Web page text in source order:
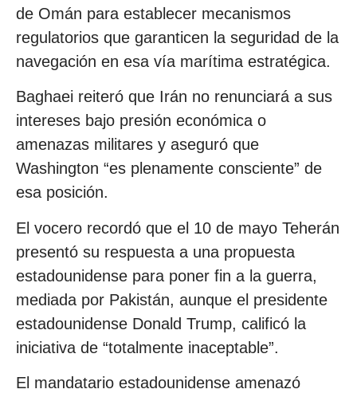
de Omán para establecer mecanismos
regulatorios que garanticen la seguridad de la
navegación en esa vía marítima estratégica.
Baghaei reiteró que Irán no renunciará a sus
intereses bajo presión económica o
amenazas militares y aseguró que
Washington “es plenamente consciente” de
esa posición.
El vocero recordó que el 10 de mayo Teherán
presentó su respuesta a una propuesta
estadounidense para poner fin a la guerra,
mediada por Pakistán, aunque el presidente
estadounidense Donald Trump, calificó la
iniciativa de “totalmente inaceptable”.
El mandatario estadounidense amenazó